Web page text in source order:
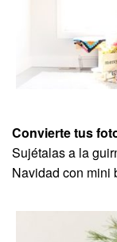
Convierte tus
Sujétalas a la
Navidad con mini